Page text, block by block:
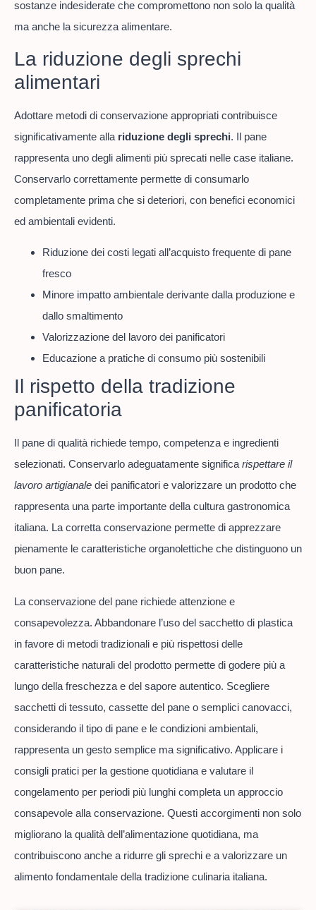
sostanze indesiderate che compromettono non solo la qualità
ma anche la sicurezza alimentare.
La riduzione degli sprechi
alimentari
Adottare metodi di conservazione appropriati contribuisce
significativamente alla riduzione degli sprechi. Il pane
rappresenta uno degli alimenti più sprecati nelle case italiane.
Conservarlo correttamente permette di consumarlo
completamente prima che si deteriori, con benefici economici
ed ambientali evidenti.
Riduzione dei costi legati all’acquisto frequente di pane
fresco
Minore impatto ambientale derivante dalla produzione e
dallo smaltimento
Valorizzazione del lavoro dei panificatori
Educazione a pratiche di consumo più sostenibili
Il rispetto della tradizione
panificatoria
Il pane di qualità richiede tempo, competenza e ingredienti
selezionati. Conservarlo adeguatamente significarispettare il
lavoro artigianale dei panificatori e valorizzare un prodotto che
rappresenta una parte importante della cultura gastronomica
italiana. La corretta conservazione permette di apprezzare
pienamente le caratteristiche organolettiche che distinguono un
buon pane.
La conservazione del pane richiede attenzione e
consapevolezza. Abbandonare l’uso del sacchetto di plastica
in favore di metodi tradizionali e più rispettosi delle
caratteristiche naturali del prodotto permette di godere più a
lungo della freschezza e del sapore autentico. Scegliere
sacchetti di tessuto, cassette del pane o semplici canovacci,
considerando il tipo di pane e le condizioni ambientali,
rappresenta un gesto semplice ma significativo. Applicare i
consigli pratici per la gestione quotidiana e valutare il
congelamento per periodi più lunghi completa un approccio
consapevole alla conservazione. Questi accorgimenti non solo
migliorano la qualità dell’alimentazione quotidiana, ma
contribuiscono anche a ridurre gli sprechi e a valorizzare un
alimento fondamentale della tradizione culinaria italiana.